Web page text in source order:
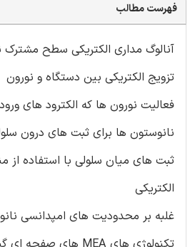
فهرست مطالب
آنالوگ مداری الکتریکی سطح مشترک
تزویج الکتریکی بین دستگاه و نورون
فعالیت نورون ها که الکترود های
نانوستون ها برای ثبت های درون
ثبت های میان سلولی با استفاده از
الکتریکی
غلبه بر محدودیت های امپدانسی